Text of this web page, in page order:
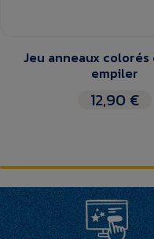
Jeu anneaux colorés
empiler
12,90 €